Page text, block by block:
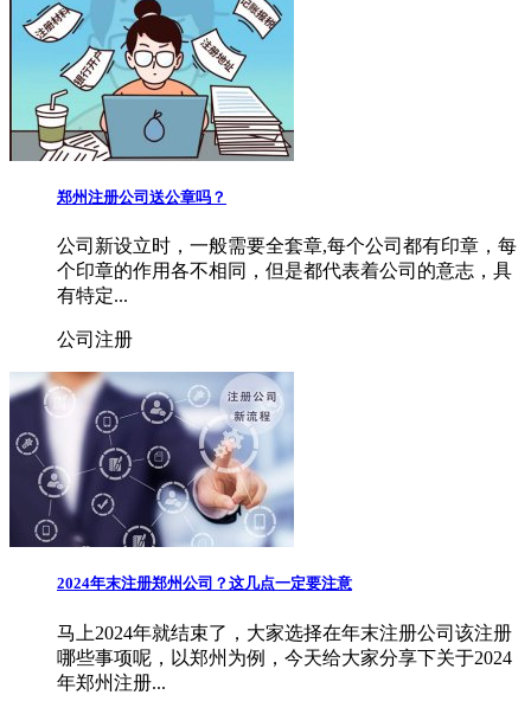
郑州注册公司送公章吗？
公司新设立时，一般需要全套章,每个公司都有印章，每
个印章的作用各不相同，但是都代表着公司的意志，具
有特定...
公司注册
2024年末注册郑州公司？这几点一定要注意
马上2024年就结束了，大家选择在年末注册公司该注册
哪些事项呢，以郑州为例，今天给大家分享下关于2024
年郑州注册...